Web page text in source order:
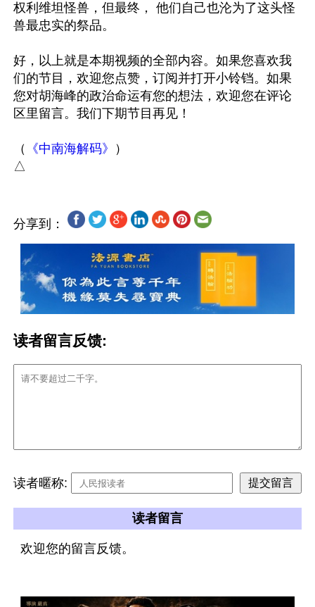
权利维坦怪兽，但最终， 他们自己也沦为了这头怪
兽最忠实的祭品。
好，以上就是本期视频的全部内容。如果您喜欢我
们的节目，欢迎您点赞，订阅并打开小铃铛。如果
您对胡海峰的政治命运有您的想法，欢迎您在评论
区里留言。我们下期节目再见！
（ 《中南海解码》
）
分享到：
读者留言反馈:
读者暱称:
读者留言
欢迎您的留言反馈。